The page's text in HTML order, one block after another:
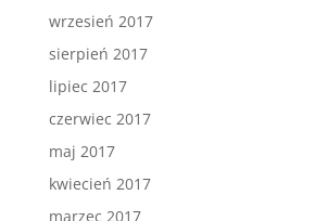
wrzesień 2017
sierpień 2017
lipiec 2017
czerwiec 2017
maj 2017
kwiecień 2017
marzec 2017